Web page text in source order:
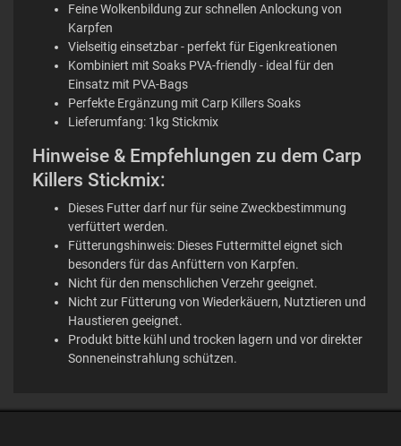
Feine Wolkenbildung zur schnellen Anlockung von
Karpfen
Vielseitig einsetzbar - perfekt für Eigenkreationen
Kombiniert mit Soaks PVA-friendly - ideal für den
Einsatz mit PVA-Bags
Perfekte Ergänzung mit Carp Killers Soaks
Lieferumfang: 1kg Stickmix
Hinweise & Empfehlungen zu dem Carp
Killers Stickmix:
Dieses Futter darf nur für seine Zweckbestimmung
verfüttert werden.
Fütterungshinweis: Dieses Futtermittel eignet sich
besonders für das Anfüttern von Karpfen.
Nicht für den menschlichen Verzehr geeignet.
Nicht zur Fütterung von Wiederkäuern, Nutztieren und
Haustieren geeignet.
Produkt bitte kühl und trocken lagern und vor direkter
Sonneneinstrahlung schützen.